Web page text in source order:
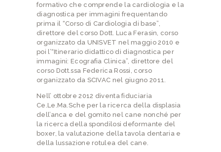
formativo che comprende la cardiologia e la
diagnostica per immagini frequentando
prima il “Corso di Cardiologia di base”,
direttore del corso Dott. Luca Ferasin, corso
organizzato da UNISVET nel maggio 2010 e
poi l’“Itinerario didattico di diagnostica per
immagini: Ecografia Clinica”, direttore del
corso Dott.ssa Federica Rossi, corso
organizzato da SCIVAC nel giugno 2011.
Nell’ ottobre 2012 diventa fiduciaria
Ce.Le.Ma.Sche per la ricerca della displasia
dell’anca e del gomito nel cane nonché per
la ricerca della spondilosi deformante del
boxer, la valutazione della tavola dentaria e
della lussazione rotulea del cane.